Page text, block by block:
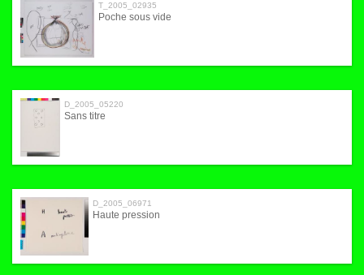
T_2005_02935
Poche sous vide
D_2005_05220
Sans titre
D_2005_06971
Haute pression